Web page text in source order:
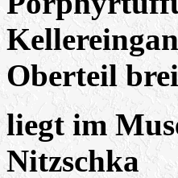
Oberteil
liegt im
Nitzschka